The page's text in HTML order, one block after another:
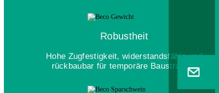
Robustheit
Hohe Zugfestigkeit, widerstandsfähig und
rückbaubar für temporäre Baustraßen.